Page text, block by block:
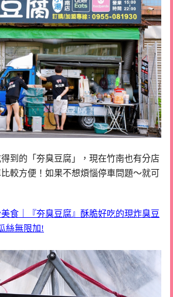
到的「夯臭豆腐」，現在竹南也有分店
較方便！如果不想煩惱停車問題～就可
食｜『夯臭豆腐』酥脆好吃的現炸臭豆
絲無限加!